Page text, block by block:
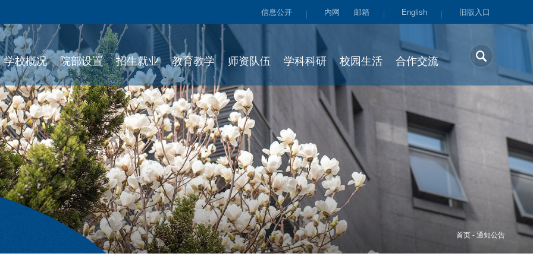
信息公开 内网 邮箱 English 旧版入口
学校概况 院部设置 招生就业 教育教学 师资队伍 学科科研 校园生活 合作交流
首页 - 通知公告